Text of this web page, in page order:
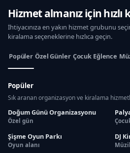
Hizmet almanız için hızlı
İhtiyacınıza en yakın hizmet grubunu
kiralama seçeneklerine hızlıca geçin.
Popüler Özel Günler Çocuk Eğlence
Popüler
Sık aranan organizasyon ve kiralama
Doğum Günü Organizasyonu
Özel gün
Şişme Oyun Parkı
Oyun alanı
DJ